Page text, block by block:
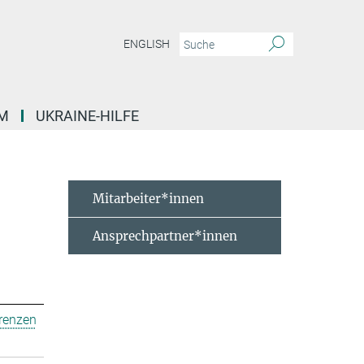
ENGLISH
UKRAINE-HILFE
Mitarbeiter*innen
Ansprechpartner*innen